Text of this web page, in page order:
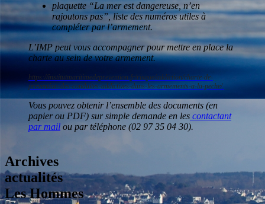
plaquette “La mer est dangereuse, n’en
rajoutons pas”, liste des numéros utiles à
compléter par l’armement.
L’IMP peut vous accompagner pour mettre en place la
charte au sein de votre armement.
https://institutmaritimedeprevention.fr/risque/addiction/charte-de-
prevention-des-conduites-addictives-dans-les-armements-a-la-peche/
Vous pouvez obtenir l’ensemble des documents (en
papier ou PDF) sur simple demande en les contactant
par mail ou par téléphone (02 97 35 04 30).
Archives
actualités
Les Hommes